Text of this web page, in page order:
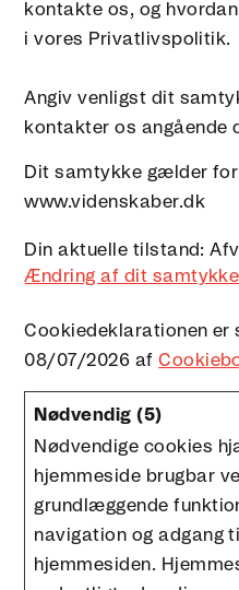
kontakte os, og
i vores Privatlivspolitik.
Angiv venligst dit
kontakter os angående
Dit samtykke gælder
www.videnskaber.dk
Din aktuelle tilstand:
Ændring af dit samtykke
Cookiedeklarationen er
08/07/2026 af
Nødvendig (5)
Nødvendige cookies
hjemmeside brugbar
grundlæggende
navigation og adgang
hjemmesiden.